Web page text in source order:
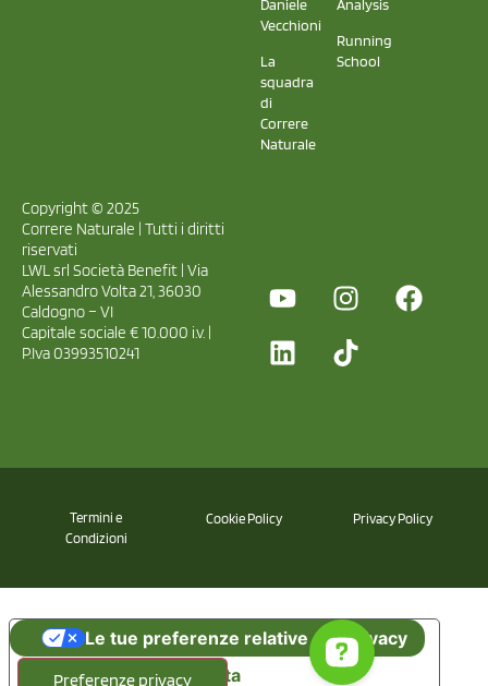
Daniele
Vecchioni
La
squadra
di
Correre
Naturale
Analysis
Running
School
Copyright © 2025
Correre Naturale | Tutti i diritti
riservati
LWL srl Società Benefit | Via
Alessandro Volta 21, 36030
Caldogno – VI
Capitale sociale € 10.000 i.v. |
P.Iva 03993510241
Termini e
Condizioni
Cookie Policy Privacy Policy
Informativa sulla raccolta
Le tue preferenze relative alla privacy